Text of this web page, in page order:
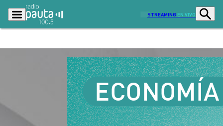
STREAMING EN VIVO
Programas
Actualidad
Economía